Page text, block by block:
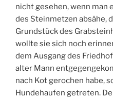
nicht gesehen, wenn man
des Steinmetzen absähe,
Grundstück des
wollte sie sich noch
dem Ausgang des
alter Mann
nach Kot gerochen habe,
Hundehaufen getreten.